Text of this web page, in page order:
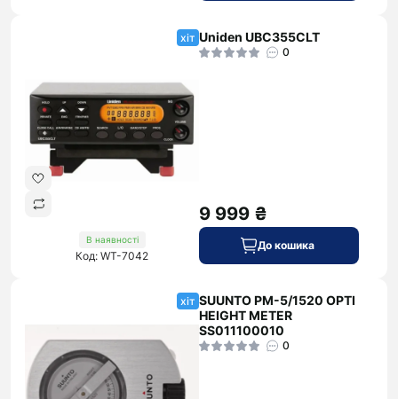
хіт
В наявності
Код: WT-7042
Uniden UBC355CLT
0
9 999 ₴
До кошика
хіт SUUNTO PM-5/1520 OPTI
HEIGHT METER
SS011100010
0